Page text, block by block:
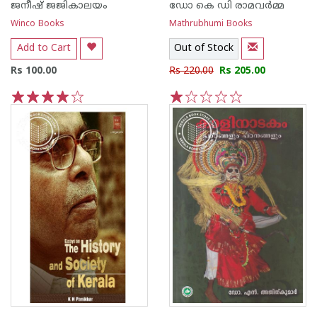
ജനീഷ് ജജികാലയം
Winco Books
Add to Cart
Rs 100.00
5
4
3
2
ഡോ കെ ഡി രാമവര്‍മ്മ
Mathrubhumi Books
Out of Stock
Rs 220.00 Rs 205.00
5
4
3
2
1